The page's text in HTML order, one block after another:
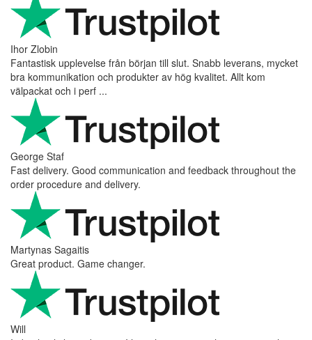
Ihor Zlobin
Fantastisk upplevelse från början till slut. Snabb leverans, mycket
bra kommunikation och produkter av hög kvalitet. Allt kom
välpackat och i perf ...
George Staf
Fast delivery. Good communication and feedback throughout the
order procedure and delivery.
Martynas Sagaitis
Great product. Game changer.
Will